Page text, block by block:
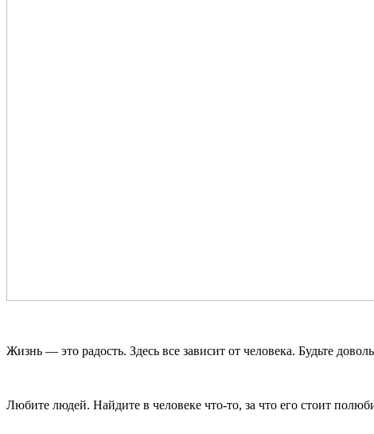
Жизнь — это радость. Здесь все зависит от человека. Будьте
Любите людей. Найдите в человеке что-то, за что его стоит